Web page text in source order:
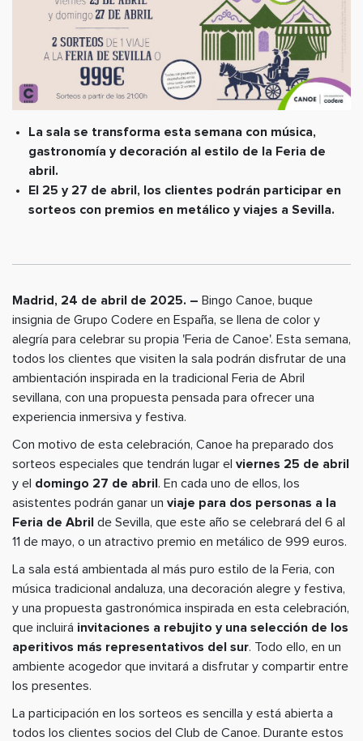
La sala se transforma esta semana con música,
gastronomía y decoración al estilo de la Feria de
abril.
El 25 y 27 de abril, los clientes podrán participar en
sorteos con premios en metálico y viajes a Sevilla.
Madrid, 24 de abril de 2025. – Bingo Canoe, buque
insignia de Grupo Codere en España, se llena de color y
alegría para celebrar su propia 'Feria de Canoe'. Esta semana,
todos los clientes que visiten la sala podrán disfrutar de una
ambientación inspirada en la tradicional Feria de Abril
sevillana, con una propuesta pensada para ofrecer una
experiencia inmersiva y festiva.
Con motivo de esta celebración, Canoe ha preparado dos
sorteos especiales que tendrán lugar el viernes 25 de abril
y el domingo 27 de abril . En cada uno de ellos, los
asistentes podrán ganar un viaje para dos personas a la
Feria de Abril de Sevilla, que este año se celebrará del 6 al
11 de mayo, o un atractivo premio en metálico de 999 euros.
La sala está ambientada al más puro estilo de la Feria, con
música tradicional andaluza, una decoración alegre y festiva,
y una propuesta gastronómica inspirada en esta celebración,
que incluirá invitaciones a rebujito y una selección de los
aperitivos más representativos del sur. Todo ello, en un
ambiente acogedor que invitará a disfrutar y compartir entre
los presentes.
La participación en los sorteos es sencilla y está abierta a
todos los clientes socios del Club de Canoe. Durante estos